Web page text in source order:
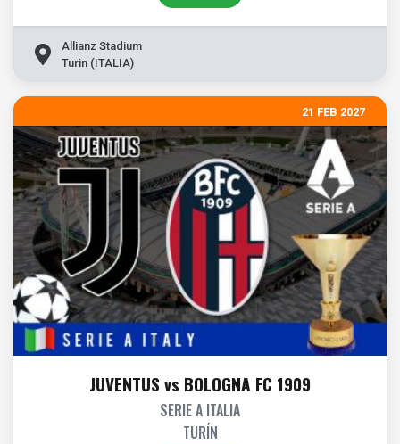
Allianz Stadium
Turin (ITALIA)
21 FEB 2027
JUVENTUS vs BOLOGNA FC 1909
SERIE A ITALIA
TURÍN